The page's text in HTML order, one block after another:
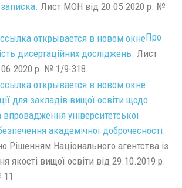
Лист МОН від 20.05.2020 р. №
Про
дисертаційних досліджень. Лист
р. № 1/9-318.
для закладів вищої освіти щодо
впровадження університетської
академічної доброчесності.
Рішенням Національного агентства із
якості вищої освіти від 29.10.2019 р.